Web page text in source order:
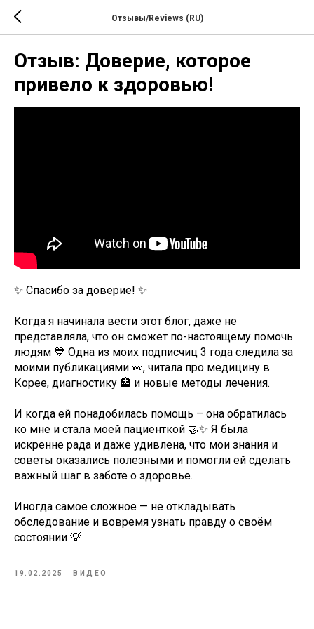
Отзывы/Reviews (RU)
Отзыв: Доверие, которое
привело к здоровью!
✨ Спасибо за доверие! ✨
Когда я начинала вести этот блог, даже не
представляла, что он сможет по-настоящему помочь
людям 💙 Одна из моих подписчиц 3 года следила за
моими публикациями 👀, читала про медицину в
Корее, диагностику 🏥 и новые методы лечения.
И когда ей понадобилась помощь – она обратилась
ко мне и стала моей пациенткой 🤝✨ Я была
искренне рада и даже удивлена, что мои знания и
советы оказались полезными и помогли ей сделать
важный шаг в заботе о здоровье.
Иногда самое сложное — не откладывать
обследование и вовремя узнать правду о своём
состоянии 💡
19.02.2025 ВИДЕО